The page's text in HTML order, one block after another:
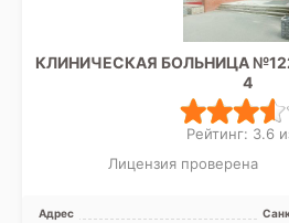
КЛИНИЧЕСКАЯ БОЛЬНИЦА
4
Рейтинг: 3.6
Лицензия проверена
Адрес